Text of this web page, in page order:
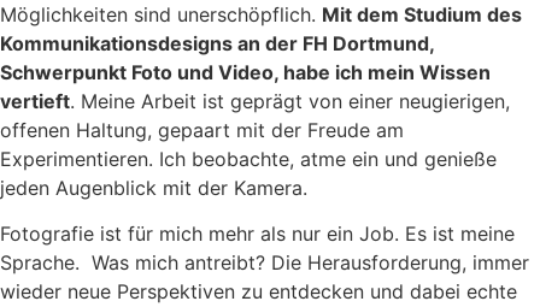
Möglichkeiten sind unerschöpflich. Mit dem Studium des
Kommunikationsdesigns an der FH Dortmund,
Schwerpunkt Foto und Video, habe ich mein Wissen
vertieft. Meine Arbeit ist geprägt von einer neugierigen,
offenen Haltung, gepaart mit der Freude am
Experimentieren. Ich beobachte, atme ein und genieße
jeden Augenblick mit der Kamera.
Fotografie ist für mich mehr als nur ein Job. Es ist meine
Sprache. Was mich antreibt? Die Herausforderung, immer
wieder neue Perspektiven zu entdecken und dabei echte